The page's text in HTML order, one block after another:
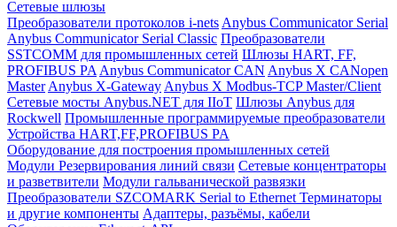
Сетевые шлюзы
Преобразователи протоколов i-nets Anybus Communicator Serial
Anybus Communicator Serial Classic Преобразователи
SSTCOMM для промышленных сетей Шлюзы HART, FF,
PROFIBUS PA Anybus Communicator CAN Anybus X CANopen
Master Anybus X-Gateway Anybus X Modbus-TCP Master/Client
Сетевые мосты Anybus.NET для IIoT Шлюзы Anybus для
Rockwell Промышленные программируемые преобразователи
Устройства HART,FF,PROFIBUS PA
Оборудование для построения промышленных сетей
Модули Резервирования линий связи Сетевые концентраторы
и разветвители Модули гальванической развязки
Преобразователи SZCOMARK Serial to Ethernet Терминаторы
и другие компоненты Адаптеры, разъёмы, кабели